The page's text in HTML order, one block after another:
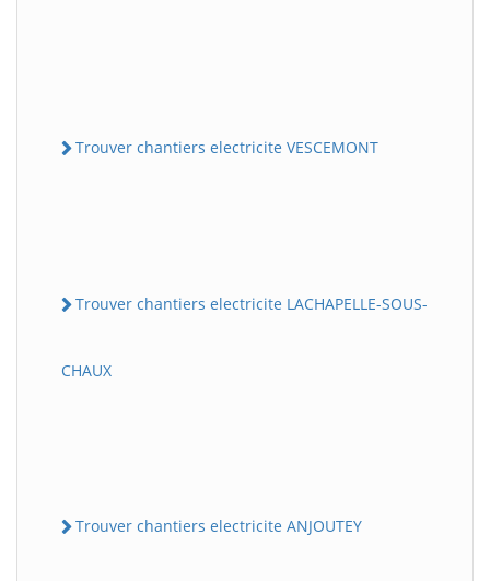
Trouver chantiers electricite VESCEMONT
Trouver chantiers electricite LACHAPELLE-SOUS-
CHAUX
Trouver chantiers electricite ANJOUTEY